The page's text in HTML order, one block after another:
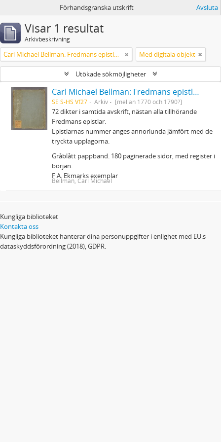
Förhandsgranska utskrift Avsluta
Visar 1 resultat
Arkivbeskrivning
Carl Michael Bellman: Fredmans epistlar m.m. Med digitala objekt
Utökade sökmöjligheter
Carl Michael Bellman: Fredmans epistlar m.m.
SE S-HS Vf27 Arkiv [mellan 1770 och 1790?]
72 dikter i samtida avskrift, nästan alla tillhörande
Fredmans epistlar.
Epistlarnas nummer anges annorlunda jämfört med de
tryckta upplagorna.
Gråblått pappband. 180 paginerade sidor, med register i
början.
F.A. Ekmarks exemplar
Bellman, Carl Michael
Kungliga biblioteket
Kontakta oss
Kungliga biblioteket hanterar dina personuppgifter i enlighet med EU:s
dataskyddsförordning (2018), GDPR.